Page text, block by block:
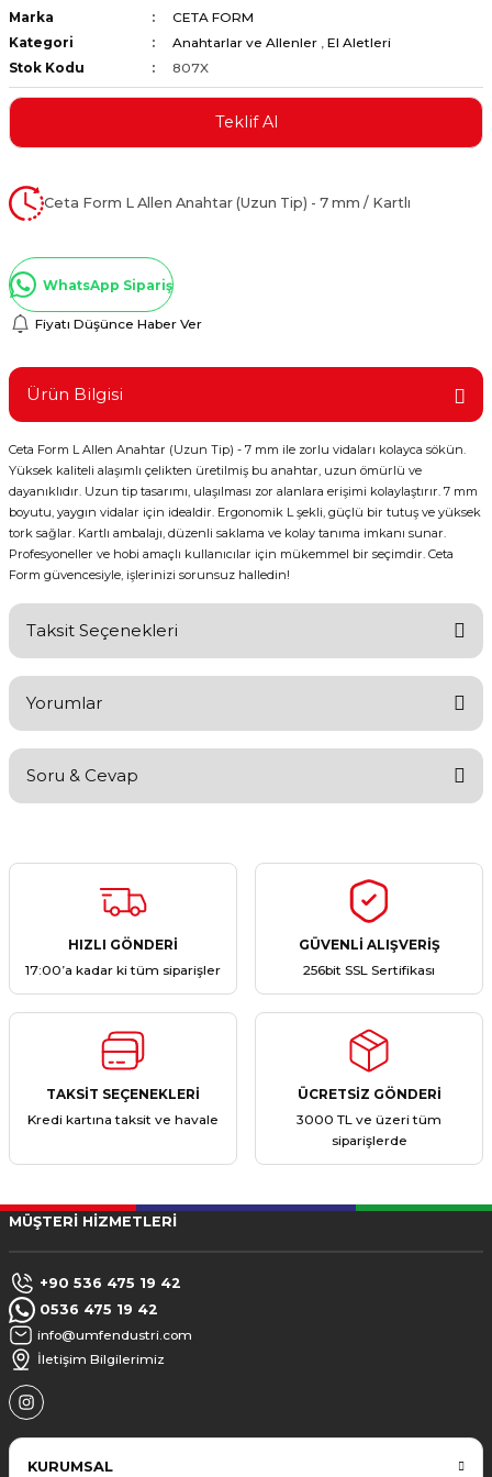
Kaplamalar
ve Penseler
Marka
CETA FORM
Kategori
Anahtarlar ve Allenler , El Aletleri
Stok Kodu
807X
Teklif Al
Ceta Form L Allen Anahtar (Uzun Tip) - 7 mm / Kartlı
WhatsApp Sipariş
Fiyatı Düşünce Haber Ver
Ürün Bilgisi
Ceta Form L Allen Anahtar (Uzun Tip) - 7 mm ile zorlu vidaları kolayca sökün.
Yüksek kaliteli alaşımlı çelikten üretilmiş bu anahtar, uzun ömürlü ve
dayanıklıdır. Uzun tip tasarımı, ulaşılması zor alanlara erişimi kolaylaştırır. 7 mm
boyutu, yaygın vidalar için idealdir. Ergonomik L şekli, güçlü bir tutuş ve yüksek
tork sağlar. Kartlı ambalajı, düzenli saklama ve kolay tanıma imkanı sunar.
Profesyoneller ve hobi amaçlı kullanıcılar için mükemmel bir seçimdir. Ceta
Form güvencesiyle, işlerinizi sorunsuz halledin!
Taksit Seçenekleri
Yorumlar
Yorum Yaz
Soru & Cevap
Ürün hakkında henüz soru sorulmamış.
HIZLI GÖNDERİ
17:00’a kadar ki tüm siparişler
GÜVENLİ ALIŞVERİŞ
256bit SSL Sertifikası
TAKSİT SEÇENEKLERİ
Kredi kartına taksit ve havale
ÜCRETSİZ GÖNDERİ
3000 TL ve üzeri tüm
siparişlerde
MÜŞTERİ HİZMETLERİ
+90 536 475 19 42
0536 475 19 42
info@umfendustri.com
İletişim Bilgilerimiz
KURUMSAL